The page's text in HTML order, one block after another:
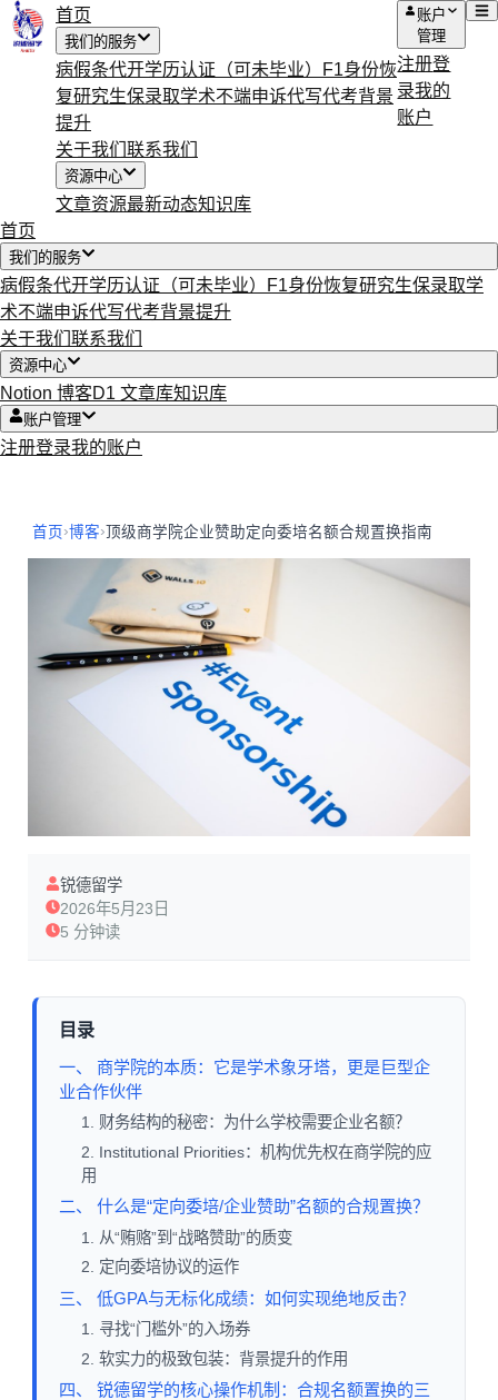
首页
我们的服务
病假条代开学历认证（可未毕业）
F1身份恢
复研究生保录取学术不端申诉代写代考背景
提升
关于我们 联系我们
资源中心
文章资源最新动态知识库
账户
管理
注册登
录我的
账户
首页
我们的服务
病假条代开学历认证（可未毕业） F1身份恢复研究生保录取学
术不端申诉代写代考背景提升
关于我们 联系我们
资源中心
Notion 博客D1 文章库知识库
账户管理
注册登录我的账户
首页 ›博客› 顶级商学院企业赞助定向委培名额合规置换指南
锐德留学
2026年5月23日
5 分钟读
目录
一、 商学院的本质：它是学术象牙塔，更是巨型企
业合作伙伴
1. 财务结构的秘密：为什么学校需要企业名额？
2. Institutional Priorities：机构优先权在商学院的应
用
二、 什么是“定向委培/企业赞助”名额的合规置换？
1. 从“贿赂”到“战略赞助”的质变
2. 定向委培协议的运作
三、 低GPA与无标化成绩：如何实现绝地反击？
1. 寻找“门槛外”的入场券
2. 软实力的极致包装：背景提升的作用
四、 锐德留学的核心操作机制：合规名额置换的三